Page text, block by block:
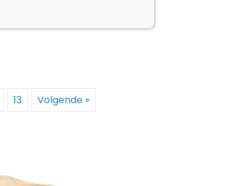
13 Volgende »